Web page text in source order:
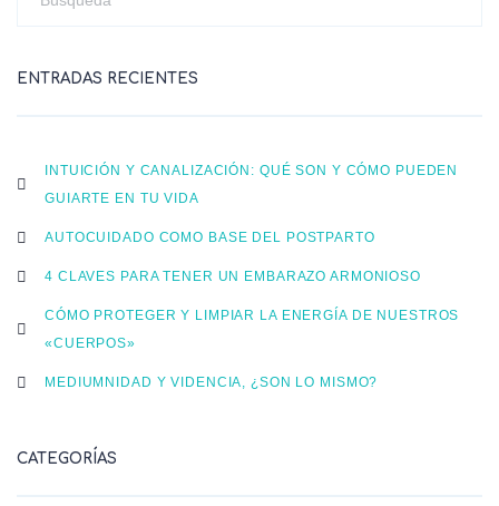
ENTRADAS RECIENTES
INTUICIÓN Y CANALIZACIÓN: QUÉ SON Y CÓMO PUEDEN
GUIARTE EN TU VIDA
AUTOCUIDADO COMO BASE DEL POSTPARTO
4 CLAVES PARA TENER UN EMBARAZO ARMONIOSO
CÓMO PROTEGER Y LIMPIAR LA ENERGÍA DE NUESTROS
«CUERPOS»
MEDIUMNIDAD Y VIDENCIA, ¿SON LO MISMO?
CATEGORÍAS